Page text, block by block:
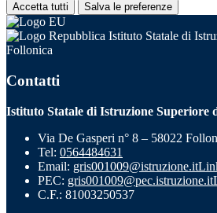
Accetta tutti Salva le preferenze
Istituto Statale di
Follonica
Contatti
Istituto Statale di Istruzione Superiore
Via De Gasperi n° 8 – 58022
Tel: 0564484631
Email: gris001009@istruzione.it
PEC: gris001009@pec.istruzione.it
C.F.: 81003250537